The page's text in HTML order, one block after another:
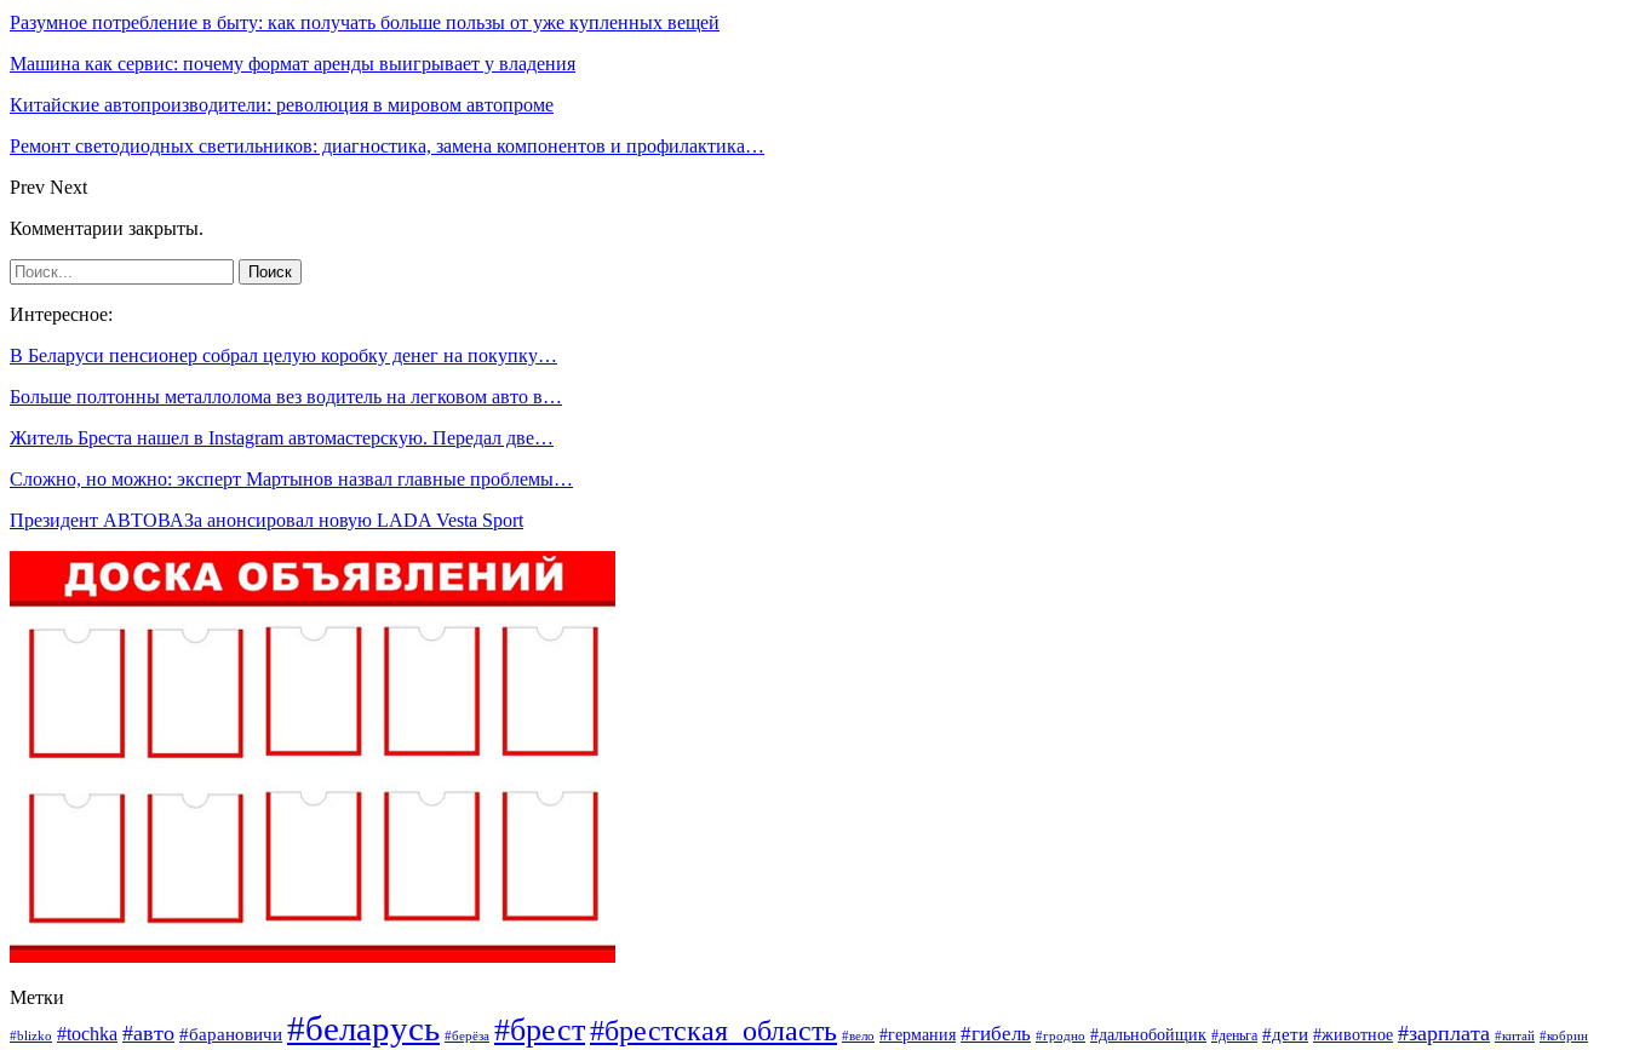
Разумное потребление в быту: как получать больше пользы от уже купленных вещей
Машина как сервис: почему формат аренды выигрывает у владения
Китайские автопроизводители: революция в мировом автопроме
Ремонт светодиодных светильников: диагностика, замена компонентов и профилактика…
Prev Next
Комментарии закрыты.
Интересное:
В Беларуси пенсионер собрал целую коробку денег на покупку…
Больше полтонны металлолома вез водитель на легковом авто в…
Житель Бреста нашел в Instagram автомастерскую. Передал две…
Сложно, но можно: эксперт Мартынов назвал главные проблемы…
Президент АВТОВАЗа анонсировал новую LADA Vesta Sport
Метки
#blizko #tochka #авто #барановичи #беларусь #берёза #брест#брестская_область #вело #германия #гибель #гродно #дальнобойщик #деньга #дети #животное #зарплата #китай #кобрин